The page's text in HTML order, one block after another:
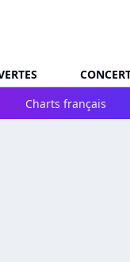
Charts français